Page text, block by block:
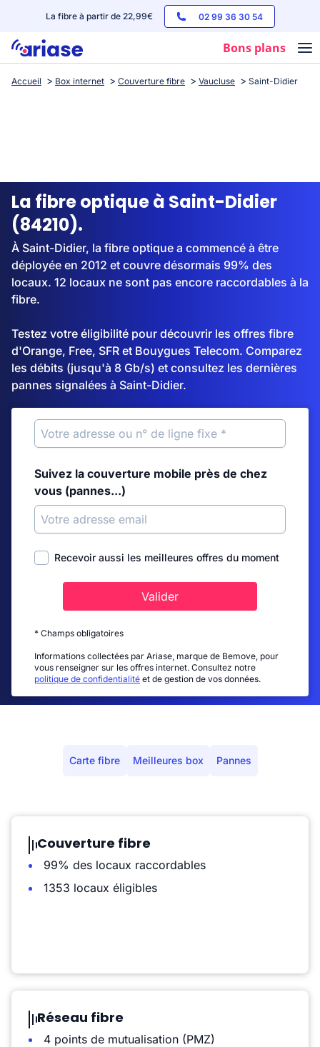
La fibre à partir de 22,99€ 02 99 36 30 54
Bons plans
Box internet
Streaming
Accueil Box internet Couverture fibre Vaucluse Saint-Didier
La fibre optique à Saint-Didier
(84210).
À Saint-Didier, la fibre optique a commencé à être
déployée en 2012 et couvre désormais 99% des
locaux. 12 locaux ne sont pas encore raccordables à la
fibre.
Testez votre éligibilité pour découvrir les offres fibre
d'Orange, Free, SFR et Bouygues Telecom. Comparez
les débits (jusqu'à 8 Gb/s) et consultez les dernières
pannes signalées à Saint-Didier.
Suivez la couverture mobile près de chez
vous (pannes...)
Recevoir aussi les meilleures offres du moment
Valider
* Champs obligatoires
Informations collectées par Ariase, marque de Bemove, pour
vous renseigner sur les offres internet. Consultez notre
politique de confidentialité et de gestion de vos données.
Carte fibre Meilleures box Pannes
Couverture fibre
99% des locaux raccordables
1353 locaux éligibles
Réseau fibre
4 points de mutualisation (PMZ)